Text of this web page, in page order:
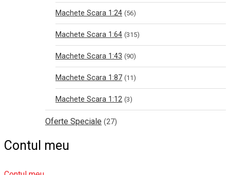
Machete Scara 1:24 (56)
Machete Scara 1:64 (315)
Machete Scara 1:43 (90)
Machete Scara 1:87 (11)
Machete Scara 1:12 (3)
Oferte Speciale (27)
Contul meu